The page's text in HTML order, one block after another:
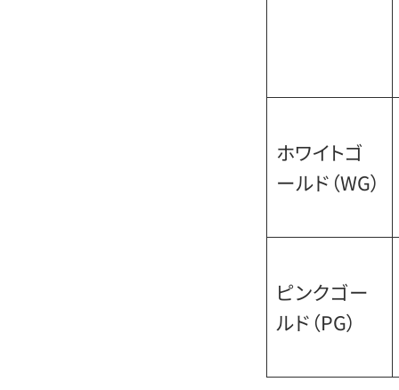
ホワイトゴ
ールド（WG）
ピンクゴー
ルド（PG）